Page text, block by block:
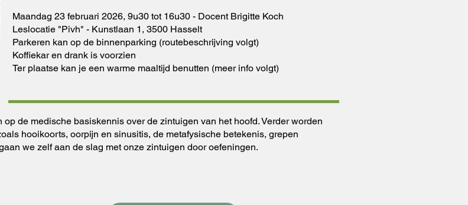
Maandag 23 februari 2026, 9u30 tot 16u30 - Docent Brigitte Koch
Leslocatie "Pivh" - Kunstlaan 1, 3500 Hasselt
Parkeren kan op de binnenparking (routebeschrijving volgt)
Koffiekar en drank is voorzien
Ter plaatse kan je een warme maaltijd benutten (meer info volgt)
de medische basiskennis over de zintuigen van het hoofd. Verder worden
hooikoorts, oorpijn en sinusitis, de metafysische betekenis, grepen
we zelf aan de slag met onze zintuigen door oefeningen.